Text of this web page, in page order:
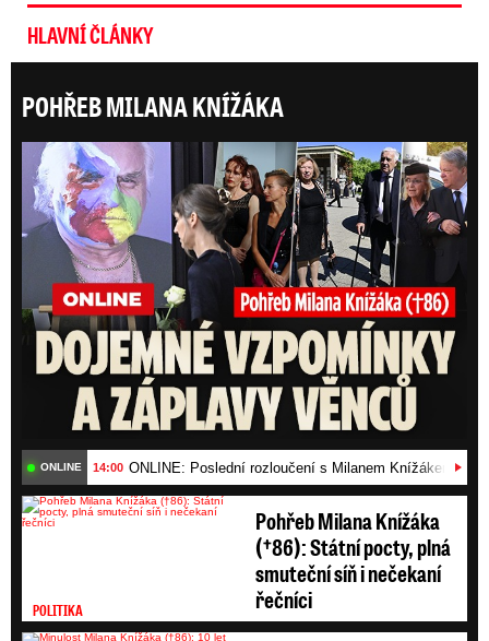
HLAVNÍ ČLÁNKY
POHŘEB MILANA KNÍŽÁKA
ONLINE 14:00 ONLINE: Poslední rozloučení s Milanem Knížákem
POLITIKA
Pohřeb Milana Knížáka
(†86): Státní pocty, plná
smuteční síň i nečekaní
řečníci